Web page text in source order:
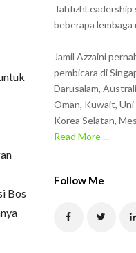
Bos
beberapa lembaga
Jamil Azzaini
pembicara di
Darusalam,
Oman, Kuwait,
Korea Selatan,
Read More ...
Follow Me